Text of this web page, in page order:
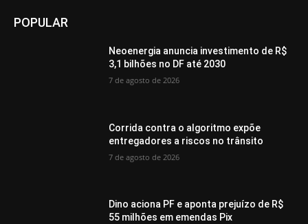
POPULAR
Neoenergia anuncia investimento de R$
3,1 bilhões no DF até 2030
7 de agosto de 2026
Corrida contra o algoritmo expõe
entregadores a riscos no trânsito
7 de agosto de 2026
Dino aciona PF e aponta prejuízo de R$
55 milhões em emendas Pix